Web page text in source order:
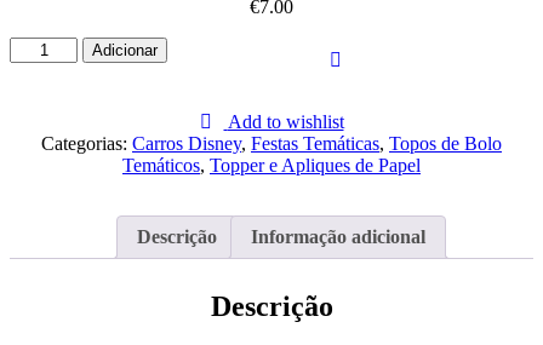
€7.00
Quantidade
de
Bolo
Adicionar
Add to wishlist
Categorias: Carros Disney, Festas Temáticas, Topos de Bolo
Temáticos, Topper e Apliques de Papel
Descrição Informação adicional
Descrição